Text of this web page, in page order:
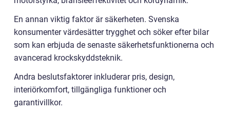
En annan viktig faktor är säkerheten. Svenska
konsumenter värdesätter trygghet och söker efter bilar
som kan erbjuda de senaste säkerhetsfunktionerna och
avancerad krockskyddsteknik.
Andra beslutsfaktorer inkluderar pris, design,
interiörkomfort, tillgängliga funktioner och
garantivillkor.